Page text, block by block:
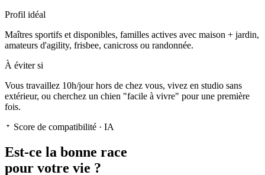
Profil idéal
Maîtres sportifs et disponibles, familles actives avec maison + jardin,
amateurs d'agility, frisbee, canicross ou randonnée.
À éviter si
Vous travaillez 10h/jour hors de chez vous, vivez en studio sans
extérieur, ou cherchez un chien "facile à vivre" pour une première
fois.
Score de compatibilité · IA
Est-ce la bonne race
pour votre vie ?